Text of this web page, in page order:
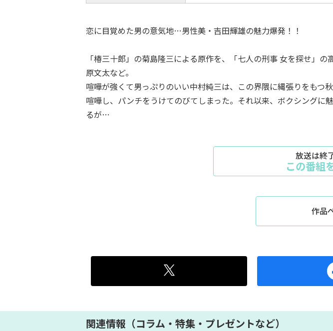
恋に目覚めた男の意気地…男性美・吉田輝雄の魅力爆発！！
「椿三十郎」の菊島隆三による原作を、「七人の刑事 女を探せ」
原文太など。
喧嘩が強くて男っぷりのいい中村純三は、この界隈に縄張りをも
喧嘩し、パンチをうけてのびてしまった。それ以来、ボクシング
るが…
放送は終
この番組
作品
関連情報（コラム・特集・プレゼントなど）